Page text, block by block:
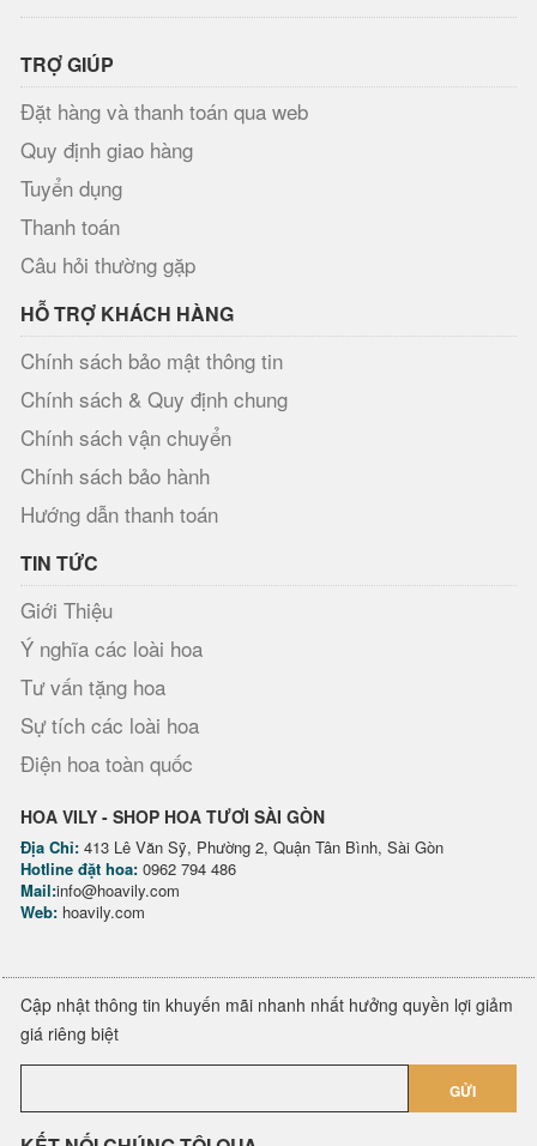
TRỢ GIÚP
Đặt hàng và thanh toán qua web
Quy định giao hàng
Tuyển dụng
Thanh toán
Câu hỏi thường gặp
HỖ TRỢ KHÁCH HÀNG
Chính sách bảo mật thông tin
Chính sách & Quy định chung
Chính sách vận chuyển
Chính sách bảo hành
Hướng dẫn thanh toán
TIN TỨC
Giới Thiệu
Ý nghĩa các loài hoa
Tư vấn tặng hoa
Sự tích các loài hoa
Điện hoa toàn quốc
HOA VILY - SHOP HOA TƯƠI SÀI GÒN
Địa Chỉ: 413 Lê Văn Sỹ, Phường 2, Quận Tân Bình, Sài Gòn
Hotline đặt hoa: 0962 794 486
Mail:info@hoavily.com
Web: hoavily.com
Cập nhật thông tin khuyến mãi nhanh nhất hưởng quyền lợi giảm
giá riêng biệt
GỬI